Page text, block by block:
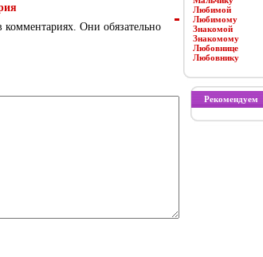
Они обязательно
Любимой
Любимому
Знакомой
Знакомому
Любовнице
Любовнику
Рекомендуем